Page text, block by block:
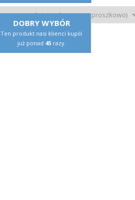
DOBRY WYBÓR
Ten produkt nasi klienci kupili
już ponad 45razy.